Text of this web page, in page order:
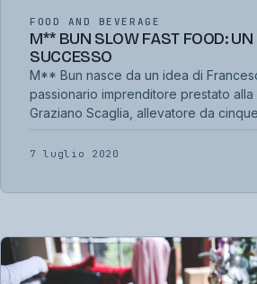
FOOD AND BEVERAGE
M** BUN SLOW FAST FOOD: UN
SUCCESSO
M** Bun nasce da un idea di
passionario imprenditore prestato
Graziano Scaglia, allevatore da
7 luglio 2020